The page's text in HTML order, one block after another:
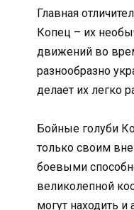
Главная
Копец – их
движений во
разнообразно
делает их легко
Бойные голуби
только своим
боевыми
великолепной
могут находить и